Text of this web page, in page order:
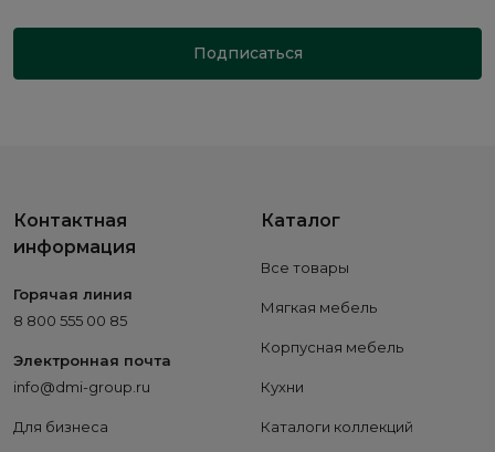
Подписаться
Контактная
информация
Горячая линия
8 800 555 00 85
Электронная почта
info@dmi-group.ru
Для бизнеса
Каталог
Все товары
Мягкая мебель
Корпусная мебель
Кухни
Каталоги коллекций